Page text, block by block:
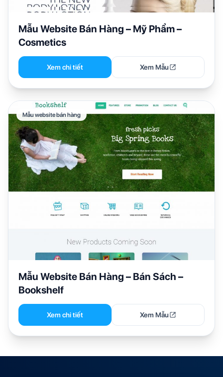
Mẫu Website Bán Hàng – Mỹ Phẩm –
Cosmetics
Xem chi tiết Xem Mẫu
Mẫu website bán hàng
Mẫu Website Bán Hàng – Bán Sách –
Bookshelf
Xem chi tiết Xem Mẫu